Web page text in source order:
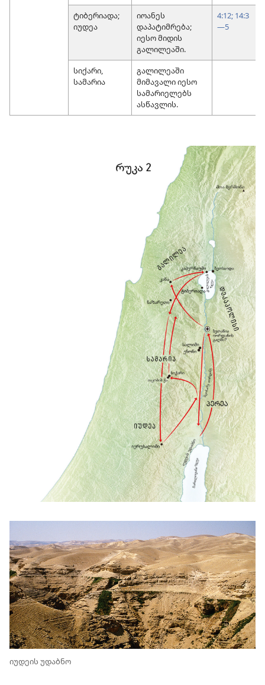
ტიბერიადა;
იუდეა
იოანეს
დაპატიმრება;
იესო მიდის
გალილეაში.
4:12; 14:3
—5
სიქარი,
სამარია
გალილეაში
მიმავალი იესო
სამარიელებს
ასწავლის.
იუდეის უდაბნო